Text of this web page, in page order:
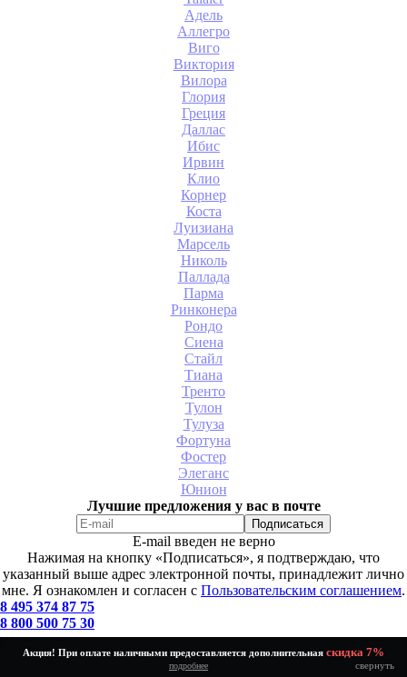
Акция! При оплате наличными предоставляется дополнительная скидка 7%
подробнее свернуть
Адель
Аллегро
Виго
Виктория
Вилора
Глория
Греция
Даллас
Ибис
Ирвин
Клио
Корнер
Коста
Луизиана
Марсель
Николь
Паллада
Парма
Ринконера
Рондо
Сиена
Стайл
Тиана
Тренто
Тулон
Тулуза
Фортуна
Фостер
Элеганс
Юнион
Лучшие предложения у вас в почте
E-mail введен не верно
Нажимая на кнопку «Подписаться», я подтверждаю, что
указанный выше адрес электронной почты, принадлежит лично
мне. Я ознакомлен и согласен с Пользовательским соглашением.
8 495 374 87 75
8 800 500 75 30
Мытищи, ул.Пограничная д.24